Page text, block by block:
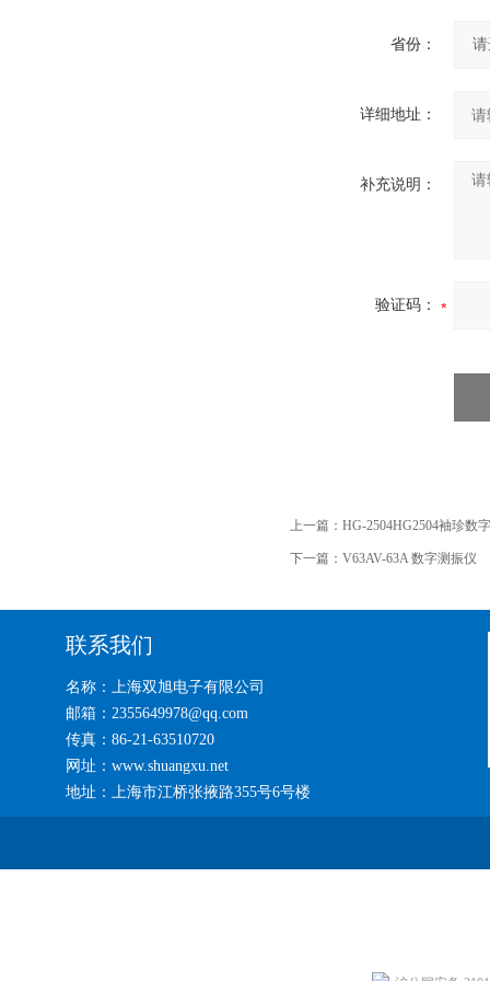
省份：
详细地址：
补充说明：
验证码：
上一篇： HG-2504HG2504袖珍数
下一篇： V63AV-63A 数字测振仪
联系我们
名称：上海双旭电子有限公司
邮箱：2355649978@qq.com
传真：86-21-63510720
网址：www.shuangxu.net
地址：上海市江桥张掖路355号6号楼